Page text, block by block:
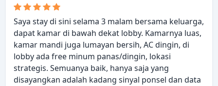
Saya stay di sini selama 3 malam bersama keluarga,
dapat kamar di bawah dekat lobby. Kamarnya luas,
kamar mandi juga lumayan bersih, AC dingin, di
lobby ada free minum panas/dingin, lokasi
strategis. Semuanya baik, hanya saja yang
disayangkan adalah kadang sinyal ponsel dan data